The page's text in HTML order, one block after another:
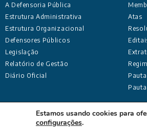
A Defensoria Pública
Estrutura Administrativa
Estrutura Organizacional
Defensores Públicos
Legislação
Relatório de Gestão
Diário Oficial
Atas
Defensoria Pública do
Estamos usando cookies para
configurações.